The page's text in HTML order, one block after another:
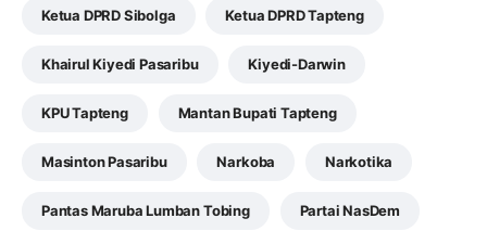
Ketua DPRD Sibolga Ketua DPRD Tapteng
Khairul Kiyedi Pasaribu Kiyedi-Darwin
KPU Tapteng Mantan Bupati Tapteng
Masinton Pasaribu Narkoba Narkotika
Pantas Maruba Lumban Tobing Partai NasDem